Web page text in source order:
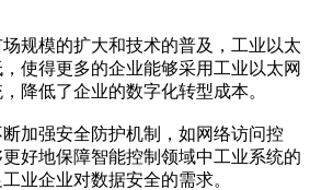
模的扩大和技术的普及，工业以太
使得更多的企业能够采用工业以太网
降低了企业的数字化转型成本。
强安全防护机制，如网络访问控
好地保障智能控制领域中工业系统的
业企业对数据安全的需求。